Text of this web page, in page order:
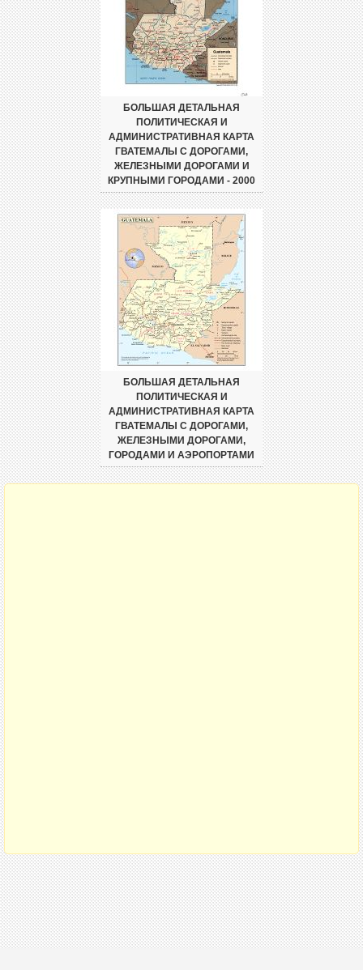
БОЛЬШАЯ ДЕТАЛЬНАЯ
ПОЛИТИЧЕСКАЯ И
АДМИНИСТРАТИВНАЯ КАРТА
ГВАТЕМАЛЫ С ДОРОГАМИ,
ЖЕЛЕЗНЫМИ ДОРОГАМИ И
КРУПНЫМИ ГОРОДАМИ - 2000
БОЛЬШАЯ ДЕТАЛЬНАЯ
ПОЛИТИЧЕСКАЯ И
АДМИНИСТРАТИВНАЯ КАРТА
ГВАТЕМАЛЫ С ДОРОГАМИ,
ЖЕЛЕЗНЫМИ ДОРОГАМИ,
ГОРОДАМИ И АЭРОПОРТАМИ